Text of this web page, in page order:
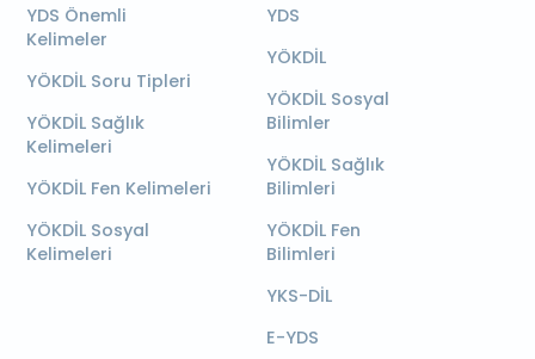
YDS Önemli
Kelimeler
YÖKDİL Soru Tipleri
YÖKDİL Sağlık
Kelimeleri
YÖKDİL Fen Kelimeleri
YÖKDİL Sosyal
Kelimeleri
YDS
YÖKDİL
YÖKDİL Sosyal
Bilimler
YÖKDİL Sağlık
Bilimleri
YÖKDİL Fen
Bilimleri
YKS-DİL
E-YDS